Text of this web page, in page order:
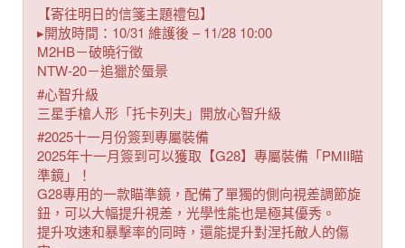
【寄往明日的信箋主題禮包】
▸開放時間：10/31 維護後 – 11/28 10:00
M2HB－破曉行徵
NTW-20－追獵於蜃景
#心智升級
三星手槍人形「托卡列夫」開放心智升級
#2025十一月份簽到專屬裝備
2025年十一月簽到可以獲取【G28】專屬裝備「PMII瞄
準鏡」！
G28專用的一款瞄準鏡，配備了單獨的側向視差調節旋
鈕，可以大幅提升視差，光學性能也是極其優秀。
提升攻速和暴擊率的同時，還能提升對涅托敵人的傷